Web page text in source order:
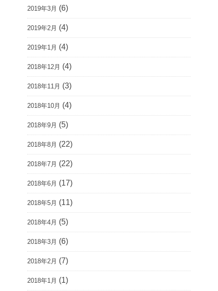
2019年3月 (6)
2019年2月 (4)
2019年1月 (4)
2018年12月 (4)
2018年11月 (3)
2018年10月 (4)
2018年9月 (5)
2018年8月 (22)
2018年7月 (22)
2018年6月 (17)
2018年5月 (11)
2018年4月 (5)
2018年3月 (6)
2018年2月 (7)
2018年1月 (1)